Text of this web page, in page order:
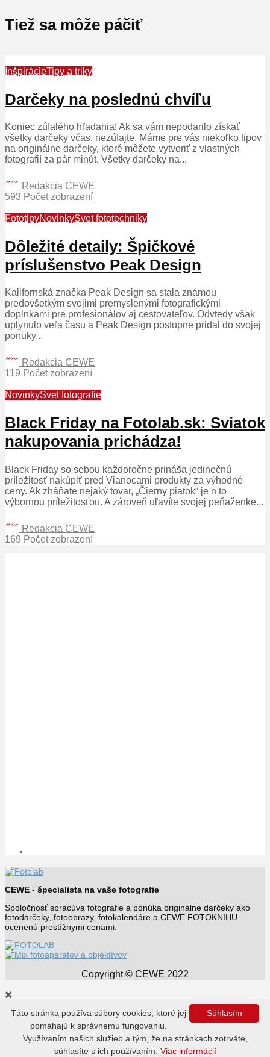
Tiež sa môže páčiť
InšpirácieTipy a triky
Darčeky na poslednú chvíľu
Koniec zúfalého hľadania! Ak sa vám nepodarilo získať
všetky darčeky včas, nezúfajte. Máme pre vás niekoľko tipov
na originálne darčeky, ktoré môžete vytvoriť z vlastných
fotografií za pár minút. Všetky darčeky na...
Redakcia CEWE
593 Počet zobrazení
FototipyNovinkySvet fototechniky
Dôležité detaily: Špičkové
príslušenstvo Peak Design
Kalifornská značka Peak Design sa stala známou
predovšetkým svojimi premyslenými fotografickými
doplnkami pre profesionálov aj cestovateľov. Odvtedy však
uplynulo veľa času a Peak Design postupne pridal do svojej
ponuky...
Redakcia CEWE
119 Počet zobrazení
NovinkySvet fotografie
Black Friday na Fotolab.sk: Sviatok
nakupovania prichádza!
Black Friday so sebou každoročne prináša jedinečnú
príležitosť nakúpiť pred Vianocami produkty za výhodné
ceny. Ak zháňate nejaký tovar, „Čierny piatok“ je n to
výbornou príležitosťou. A zároveň uľavíte svojej peňaženke...
Redakcia CEWE
169 Počet zobrazení
CEWE - špecialista na vaše fotografie
Spoločnosť spracúva fotografie a ponúka originálne darčeky ako
fotodarčeky, fotoobrazy, fotokalendáre a CEWE FOTOKNIHU
ocenenú prestížnymi cenami.
Copyright © CEWE 2022
Novinky
Inšpirácie
Tipy a triky
Svet fototechniky
CEWE Fotolab
Súhlasím
Táto stránka používa súbory cookies, ktoré jej
pomáhajú k správnemu fungovaniu.
Využívaním našich služieb a tým, že na stránkach zotrváte,
súhlasíte s ich používaním. Viac informácií